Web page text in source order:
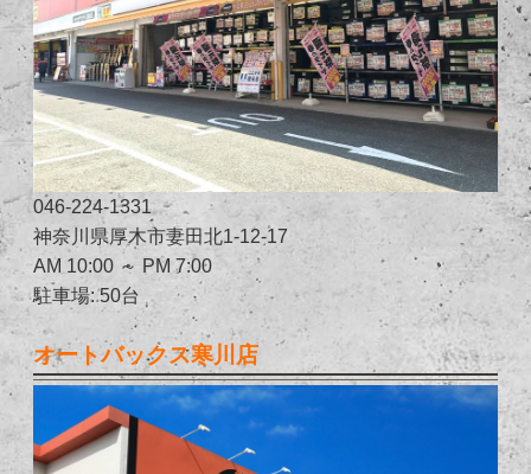
046-224-1331
神奈川県厚木市妻田北1-12-17
AM 10:00 ～ PM 7:00
駐車場: 50台
オートバックス寒川店